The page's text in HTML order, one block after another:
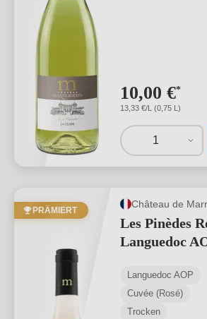
10,00 €*
13,33 €/L (0,75 L)
1
PRÄMIERT
Château de
Les Pinèdes
Languedoc
Languedoc AOP
Cuvée (Rosé)
Trocken